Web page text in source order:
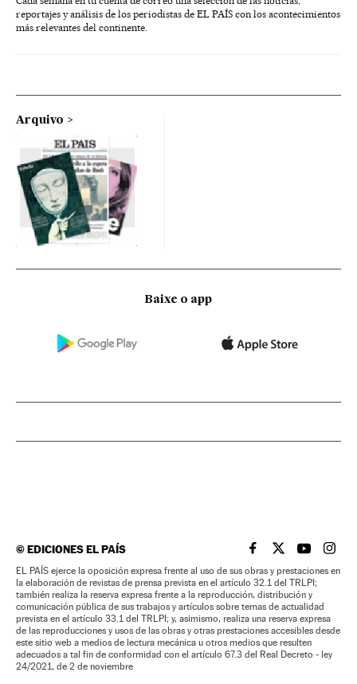
reportajes y análisis de los periodistas de EL PAÍS con los acontecimientos
más relevantes del continente.
Arquivo
Baixe o app
©EDICIONES EL PAÍS EL PAÍS BRASIL EN
EL PAÍSEL PAÍS
EL
EL PAÍS ejerce la oposición expresa frente al uso de sus obras y prestaciones en
la elaboración de revistas de prensa prevista en el artículo 32.1 del TRLPI;
también realiza la reserva expresa frente a la reproducción, distribución y
comunicación pública de sus trabajos y artículos sobre temas de actualidad
prevista en el artículo 33.1 del TRLPI; y, asimismo, realiza una reserva expresa
de las reproducciones y usos de las obras y otras prestaciones accesibles desde
este sitio web a medios de lectura mecánica u otros medios que resulten
adecuados a tal fin de conformidad con el artículo 67.3 del Real Decreto - ley
24/2021, de 2 de noviembre